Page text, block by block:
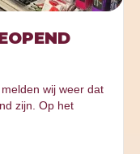
wij weer dat
zijn. Op het